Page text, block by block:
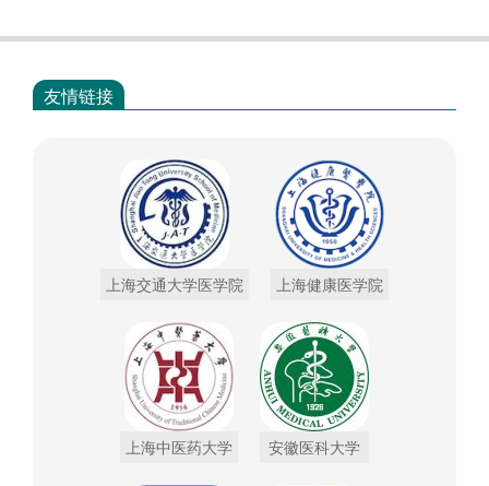
友情链接
上海交通大学医学院 上海健康医学院
上海中医药大学 安徽医科大学